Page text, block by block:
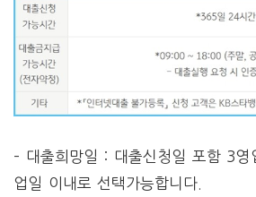
– 대출희망일 : 대출신청일 포함 3영
업일 이내로 선택가능합니다.